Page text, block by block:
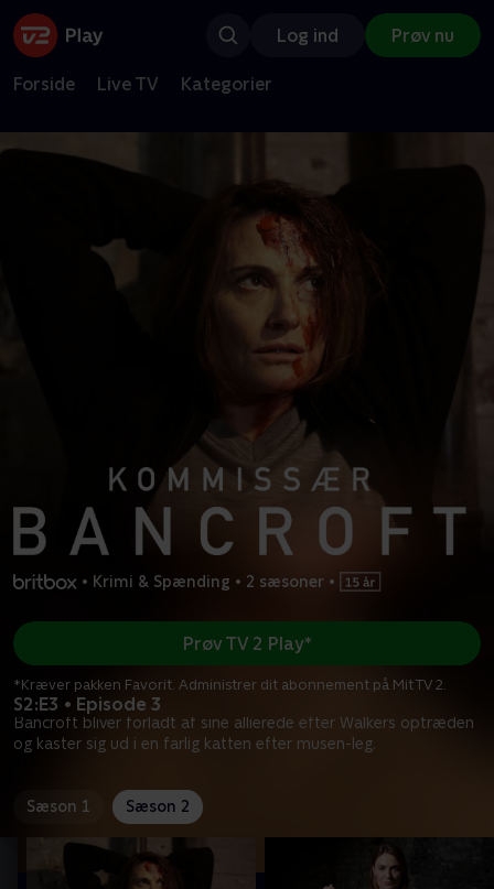
Log ind Prøv nu
Forside Live TV Kategorier
• Krimi & Spænding • 2 sæsoner •
S2:E3 • Episode 3
Bancroft bliver forladt af sine allierede efter Walkers optræden
og kaster sig ud i en farlig katten efter musen-leg.
Prøv TV 2 Play*
*Kræver pakken Favorit. Administrer dit abonnement på Mit TV 2.
Sæson 1 Sæson 2